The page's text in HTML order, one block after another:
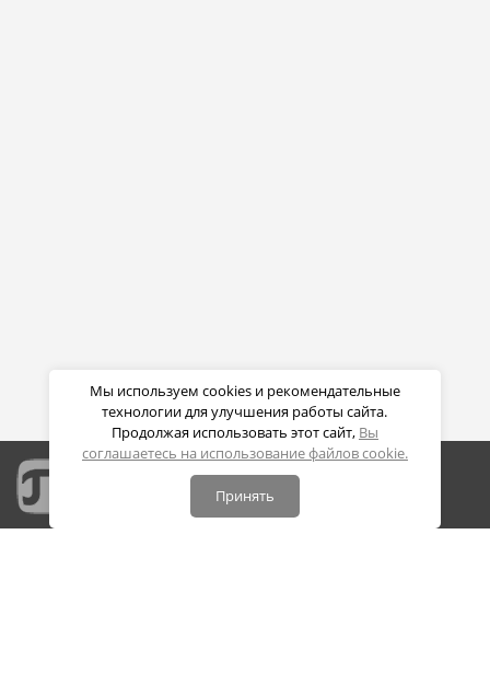
Мы используем cookies и рекомендательные
технологии для улучшения работы сайта.
Продолжая использовать этот сайт, Вы
соглашаетесь на использование файлов cookie.
Принять